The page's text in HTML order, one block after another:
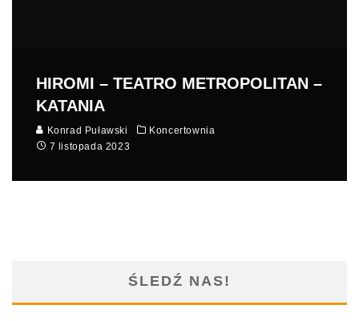
HIROMI – TEATRO METROPOLITAN –
KATANIA
Konrad Puławski
Koncertownia
7 listopada 2023
ŚLEDŹ NAS!